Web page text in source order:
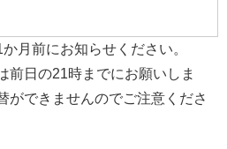
月前にお知らせください。
日の21時までにお願いしま
ができませんのでご注意くださ